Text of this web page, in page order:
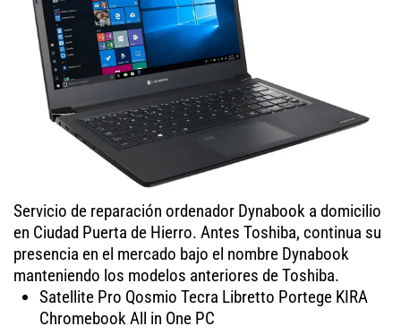
Servicio de reparación ordenador Dynabook a domicilio
en Ciudad Puerta de Hierro. Antes Toshiba, continua su
presencia en el mercado bajo el nombre Dynabook
manteniendo los modelos anteriores de Toshiba.
Satellite Pro Qosmio Tecra Libretto Portege KIRA
Chromebook All in One PC